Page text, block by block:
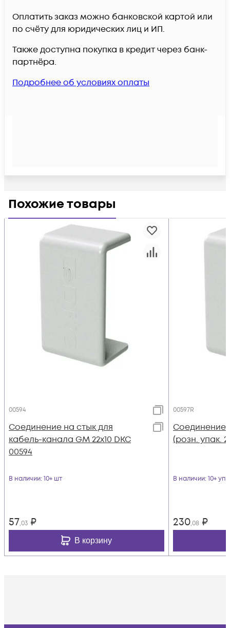
Оплатить заказ можно банковской картой или
по счёту для юридических лиц и ИП.
Также доступна покупка в кредит через банк-
партнёра.
Подробнее об условиях оплаты
Похожие товары
00594
Соединение на стык для
кабель-канала GM 22х10 DKC
00594
В наличии: 10+ шт
57,03 ₽
В корзину
00597R
Соединение
(розн. упак.
В наличии: 10+ уп
230,08 ₽